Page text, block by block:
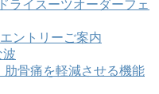
ライスーツオーダーフェ
ントリーご案内
波
肋骨痛を軽減させる機能